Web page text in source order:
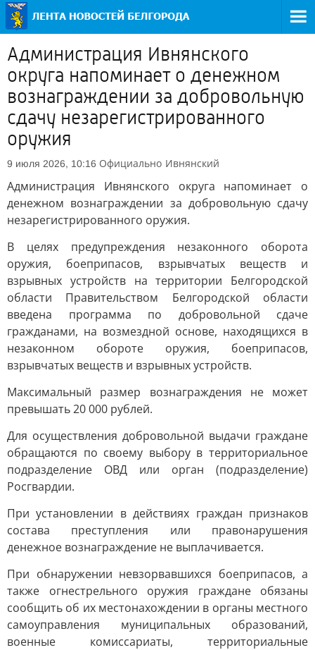
Администрация Ивнянского
округа напоминает о денежном
вознаграждении за добровольную
сдачу незарегистрированного
оружия
9 июля 2026, 10:16 Официально Ивнянский
Администрация Ивнянского округа напоминает о
денежном вознаграждении за добровольную сдачу
незарегистрированного оружия.
В целях предупреждения незаконного оборота
оружия, боеприпасов, взрывчатых веществ и
взрывных устройств на территории Белгородской
области Правительством Белгородской области
введена программа по добровольной сдаче
гражданами, на возмездной основе, находящихся в
незаконном обороте оружия, боеприпасов,
взрывчатых веществ и взрывных устройств.
Максимальный размер вознаграждения не может
превышать 20 000 рублей.
Для осуществления добровольной выдачи граждане
обращаются по своему выбору в территориальное
подразделение ОВД или орган (подразделение)
Росгвардии.
При установлении в действиях граждан признаков
состава преступления или правонарушения
денежное вознаграждение не выплачивается.
При обнаружении невзорвавшихся боеприпасов, а
также огнестрельного оружия граждане обязаны
сообщить об их местонахождении в органы местного
самоуправления муниципальных образований,
военные комиссариаты, территориальные